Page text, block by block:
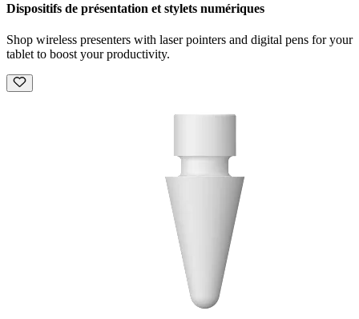
Dispositifs de présentation et stylets numériques
Shop wireless presenters with laser pointers and digital pens for your
tablet to boost your productivity.